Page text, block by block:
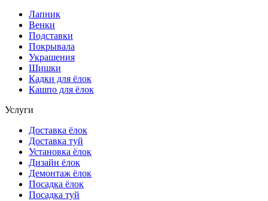
Лапник
Венки
Подставки
Покрывала
Украшения
Шишки
Кадки для ёлок
Кашпо для ёлок
Услуги
Доставка ёлок
Доставка туй
Установка ёлок
Дизайн ёлок
Демонтаж ёлок
Посадка ёлок
Посадка туй